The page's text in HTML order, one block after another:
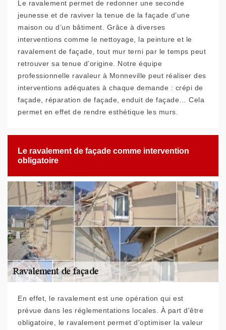
Le ravalement permet de redonner une seconde
jeunesse et de raviver la tenue de la façade d’une
maison ou d’un bâtiment. Grâce à diverses
interventions comme le nettoyage, la peinture et le
ravalement de façade, tout mur terni par le temps peut
retrouver sa tenue d’origine. Notre équipe
professionnelle ravaleur à Monneville peut réaliser des
interventions adéquates à chaque demande : crépi de
façade, réparation de façade, enduit de façade… Cela
permet en effet de rendre esthétique les murs.
Le ravalement de façade comme intervention
obligatoire
En effet, le ravalement est une opération qui est
prévue dans les réglementations locales. À part d'être
obligatoire, le ravalement permet d'optimiser la valeur